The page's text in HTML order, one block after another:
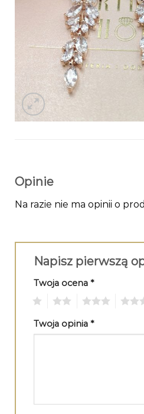
Opinie
Na razie nie ma opinii o
Napisz pierwszą
Twoja ocena *
Twoja opinia *